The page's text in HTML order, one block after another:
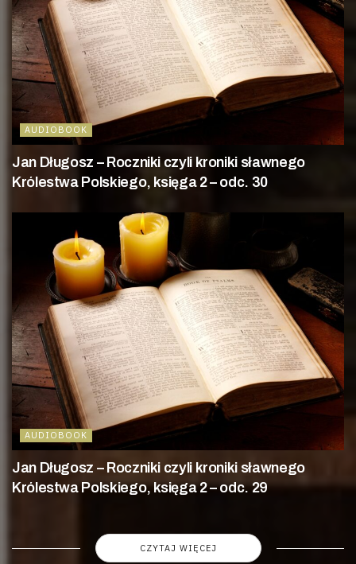
AUDIOBOOK
Jan Długosz – Roczniki czyli kroniki sławnego
Królestwa Polskiego, księga 2 – odc. 30
AUDIOBOOK
Jan Długosz – Roczniki czyli kroniki sławnego
Królestwa Polskiego, księga 2 – odc. 29
CZYTAJ WIĘCEJ